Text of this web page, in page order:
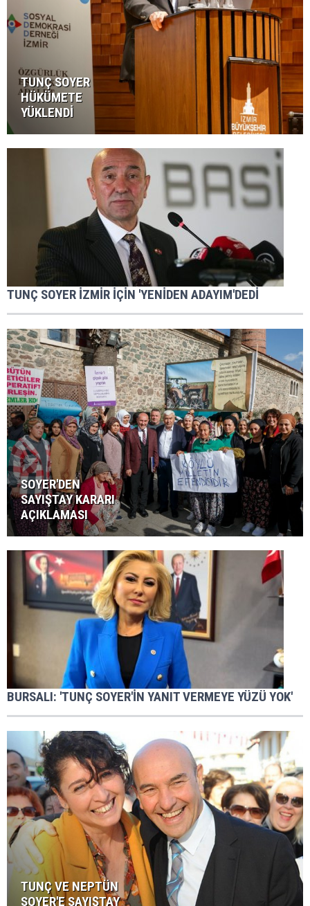
TUNÇ SOYER
HÜKÜMETE
YÜKLENDİ
TUNÇ SOYER İZMİR İÇİN 'YENİDEN ADAYIM'DEDİ
SOYER'DEN
SAYIŞTAY KARARI
AÇIKLAMASI
BURSALI: 'TUNÇ SOYER'İN YANIT VERMEYE YÜZÜ YOK'
TUNÇ VE NEPTÜN
SOYER'E SAYIŞTAY